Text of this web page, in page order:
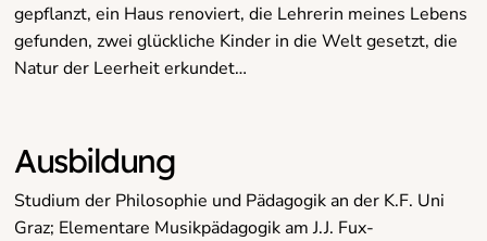
gepflanzt, ein Haus renoviert, die Lehrerin meines Lebens
gefunden, zwei glückliche Kinder in die Welt gesetzt, die
Natur der Leerheit erkundet…
Ausbildung
Studium der Philosophie und Pädagogik an der K.F. Uni
Graz; Elementare Musikpädagogik am J.J. Fux-